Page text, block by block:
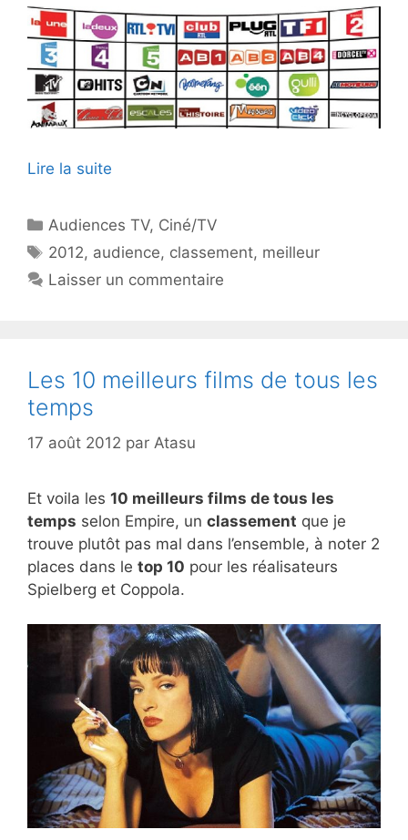
Lire la suite
Catégories
Audiences TV, Ciné/TV
Étiquettes
2012, audience, classement, meilleur
Laisser un commentaire
Les 10 meilleurs films de tous les
temps
17 août 2012 par Atasu
Et voila les 10 meilleurs films de tous les
temps selon Empire, un classement que je
trouve plutôt pas mal dans l’ensemble, à noter 2
places dans le top 10 pour les réalisateurs
Spielberg et Coppola.